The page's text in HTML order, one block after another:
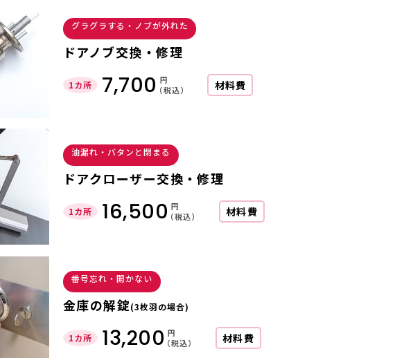
グラグラする・ノブが外れた
ドアノブ交換・修理
1カ所 7,700 円
（税込）
材料費
油漏れ・バタンと閉まる
ドアクローザー交換・修理
1カ所 16,500 円
（税込）
材料費
番号忘れ・開かない
金庫の解錠(3枚羽の場合)
1カ所 13,200 円
（税込）
材料費